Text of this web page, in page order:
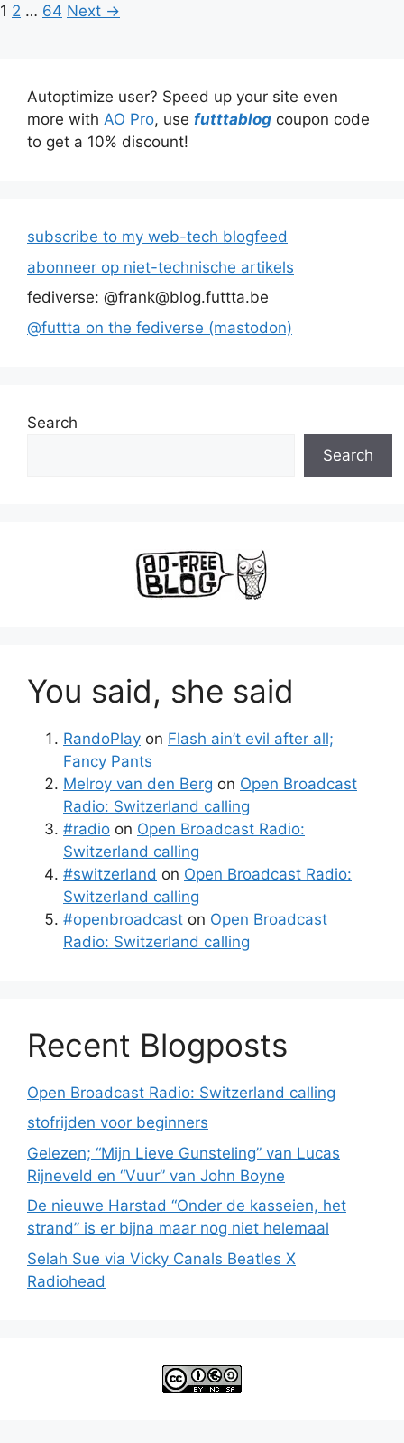
Page
1 Page
2 … Page
64 Next →
Autoptimize user? Speed up your site even
more with AO Pro, use futttablog coupon code
to get a 10% discount!
subscribe to my web-tech blogfeed
abonneer op niet-technische artikels
fediverse: @frank@blog.futtta.be
@futtta on the fediverse (mastodon)
Search
Search
You said, she said
RandoPlay on Flash ain’t evil after all;
Fancy Pants
Melroy van den Berg on Open Broadcast
Radio: Switzerland calling
#radio on Open Broadcast Radio:
Switzerland calling
#switzerland on Open Broadcast Radio:
Switzerland calling
#openbroadcast on Open Broadcast
Radio: Switzerland calling
Recent Blogposts
Open Broadcast Radio: Switzerland calling
stofrijden voor beginners
Gelezen; “Mijn Lieve Gunsteling” van Lucas
Rijneveld en “Vuur” van John Boyne
De nieuwe Harstad “Onder de kasseien, het
strand” is er bijna maar nog niet helemaal
Selah Sue via Vicky Canals Beatles X
Radiohead